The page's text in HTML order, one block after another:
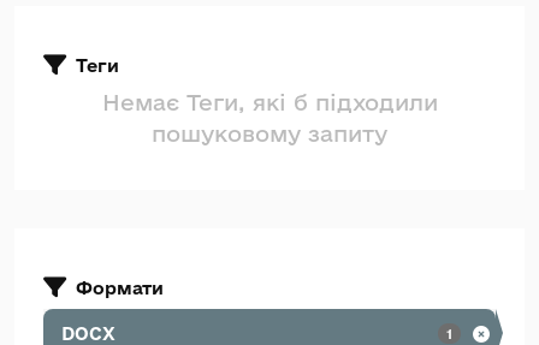
Теги
Немає Теги, які б підходили
пошуковому запиту
Формати
DOCX 1